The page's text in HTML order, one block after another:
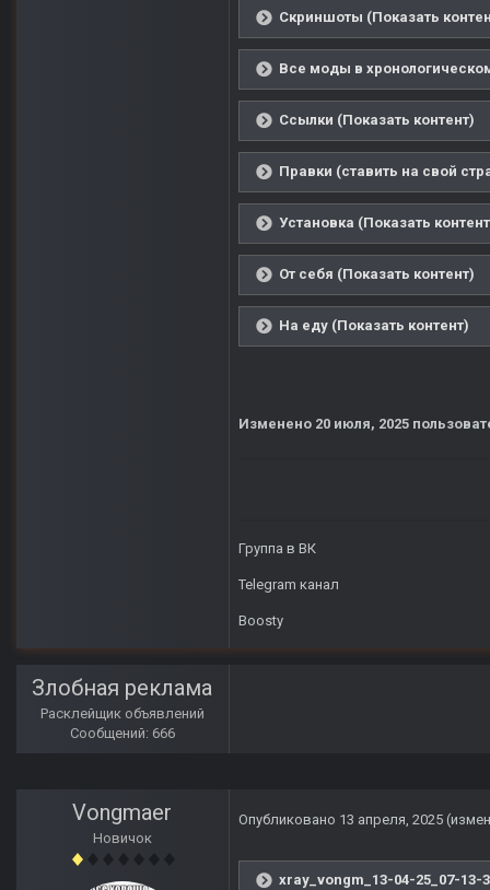
Скриншоты (Показать
Все моды в
Ссылки (Показать контент)
Правки (ставить на свой
Установка (Показать
От себя (Показать контент)
На еду (Показать контент)
Изменено 20 июля, 2025
Группа в ВК
Telegram канал
Boosty
Злобная реклама
Расклейщик объявлений
Сообщений: 666
Vongmaer
Новичок
Опубликовано 13 апреля, 2025
xray_vongm_13-04-25_07-13-